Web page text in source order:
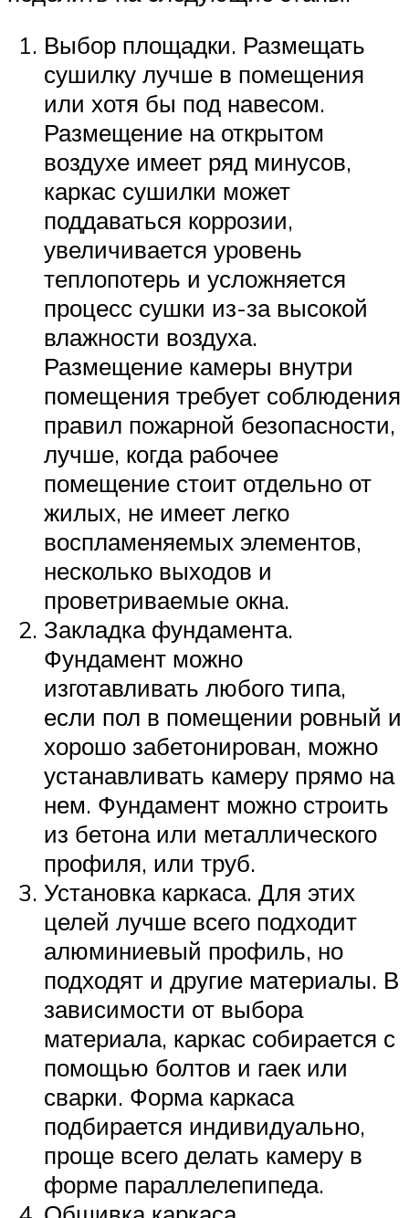
Выбор площадки. Размещать
сушилку лучше в помещения
или хотя бы под навесом.
Размещение на открытом
воздухе имеет ряд минусов,
каркас сушилки может
поддаваться коррозии,
увеличивается уровень
теплопотерь и усложняется
процесс сушки из-за высокой
влажности воздуха.
Размещение камеры внутри
помещения требует соблюдения
правил пожарной безопасности,
лучше, когда рабочее
помещение стоит отдельно от
жилых, не имеет легко
воспламеняемых элементов,
несколько выходов и
проветриваемые окна.
Закладка фундамента.
Фундамент можно
изготавливать любого типа,
если пол в помещении ровный и
хорошо забетонирован, можно
устанавливать камеру прямо на
нем. Фундамент можно строить
из бетона или металлического
профиля, или труб.
Установка каркаса. Для этих
целей лучше всего подходит
алюминиевый профиль, но
подходят и другие материалы. В
зависимости от выбора
материала, каркас собирается с
помощью болтов и гаек или
сварки. Форма каркаса
подбирается индивидуально,
проще всего делать камеру в
форме параллелепипеда.